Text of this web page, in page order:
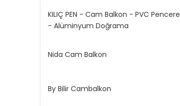
KILIÇ PEN - Cam Balkon - PVC Pencere
- Alüminyum Doğrama
Nida Cam Balkon
By Bilir Cambalkon